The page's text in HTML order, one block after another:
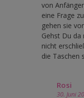
von
eine Frage
gehen sie
Gehst Du da
nicht
die Taschen
Rosi
30. Juni